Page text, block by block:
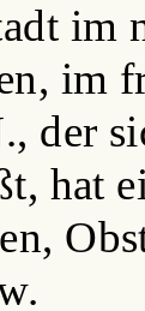
im
im
der
hat